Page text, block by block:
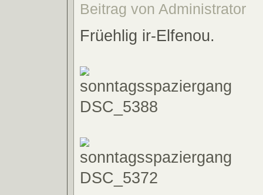
Beitrag von Administrator
Früehlig ir-Elfenou.